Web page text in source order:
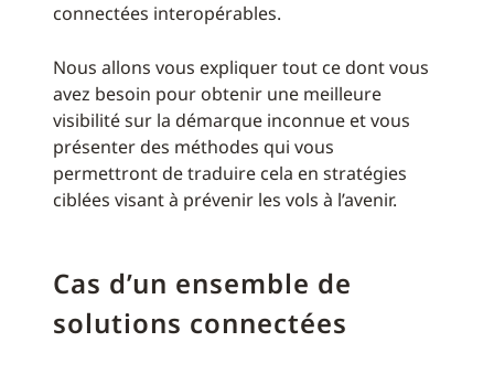
connectées interopérables.
Nous allons vous expliquer tout ce dont vous
avez besoin pour obtenir une meilleure
visibilité sur la démarque inconnue et vous
présenter des méthodes qui vous
permettront de traduire cela en stratégies
ciblées visant à prévenir les vols à l’avenir.
Cas d’un ensemble de
solutions connectées